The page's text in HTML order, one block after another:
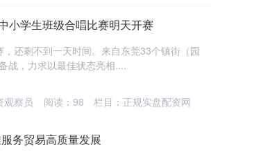
小学生班级合唱比赛明天开赛
还剩不到一天时间。来自东莞33个镇街（园
战，力求以最佳状态亮相....
观察员 阅读： 98 栏目： 正规实盘配资网
务贸易高质量发展